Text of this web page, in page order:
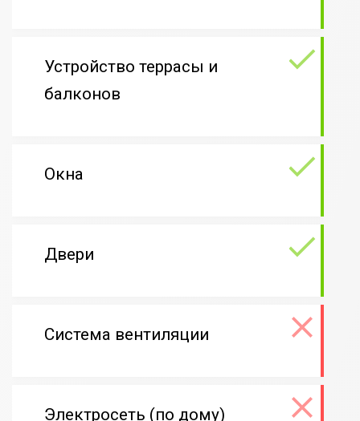
Устройство террасы и
балконов
Окна
Двери
Система вентиляции
Электросеть (по дому)